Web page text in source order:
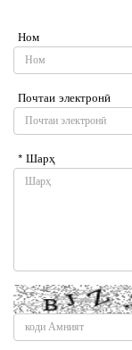
Ном
Почтаи электронӣ
* Шарҳ